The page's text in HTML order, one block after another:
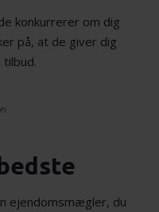
konkurrerer om dig
på, at de giver dig
ejendomsmægler, du